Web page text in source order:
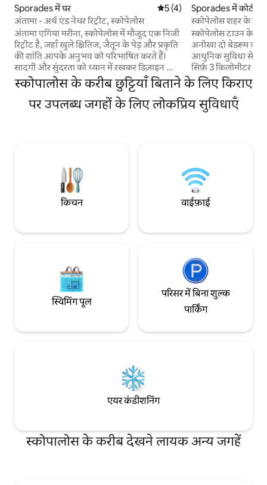
Sporades में घर औसत रेटिंग 5 में से 5, 4 समीक्षाएँ
5 (4)
अंतामा - अर्थ एंड नेचर रिट्रीट, स्कोपेलोस
अंतामा एगिया मरीना, स्कोपेलोस में मौजूद एक निजी
रिट्रीट है, जहाँ खुले क्षितिज, जैतून के पेड़ और प्रकृति
की शांति आपके अनुभव को परिभाषित करते हैं।
सादगी और सुंदरता को ध्यान में रखकर डिज़ाइन की
गई यह जगह अपने आस-पास के माहौल में घुल-मिल
जाती है, जहाँ से समुद्र और पहाड़ों के अनोखे नज़ारे
दिखते हैं। निजी पूल के किनारे अपने दिन बिताएँ, धूप
और शांति का मज़ा लें या फिर लैंडस्केप में रोशनी के
Sporades में कोठी
स्कोपेलोस शहर के
शानदार नज़ारे
स्कोपेलोस टाउन के
अनोखा दो बेडरूम
आधुनिक सुविधा से
सिर्फ़ 3 किलोमीटर
एजियन सागर और हरे-
शानदार 180-डिग्री
बीच और स्कोपेलोस व
समुद्र तक फैले हुए हैं।
स्कोपालोस के करीब छुट्टियाँ बिताने के लिए किराए
पर उपलब्ध जगहों के लिए लोकप्रिय सुविधाएँ
किचन वाईफ़ाई
स्विमिंग पूल
परिसर में बिना शुल्क
पार्किंग
एयर कंडीशनिंग
स्कोपालोस के करीब देखने लायक अन्य जगहें